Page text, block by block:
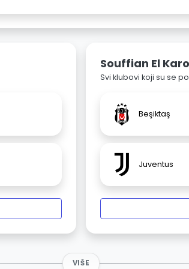
Souffian El
Svi klubovi koji su se
Beşiktaş
Juventus
VIŠE